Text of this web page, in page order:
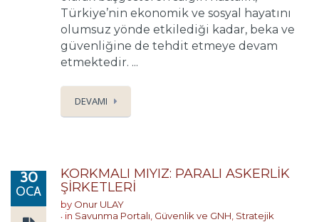
Türkiye’nin ekonomik ve sosyal hayatını
olumsuz yönde etkilediği kadar, beka ve
güvenliğine de tehdit etmeye devam
etmektedir. ...
DEVAMI
30
OCA
KORKMALI MIYIZ: PARALI ASKERLİK
ŞİRKETLERİ
by Onur ULAY
in Savunma Portalı Güvenlik ve GNH Stratejik